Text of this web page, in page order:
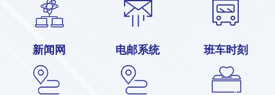
新闻网 电邮系统 班车时刻